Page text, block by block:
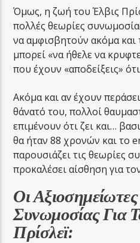
Όμως, η ζωή του Έλβις
πολλές θεωρίες
να αμφισβητούν ακόμα και
μπορεί «να ήθελε να
που έχουν «αποδείξεις»
Ακόμα και αv έχουν
θάνατό του, πολλοί
επιμένουν ότι ζει και…
θα ήταν 88 χρονών και το
παρουσιάζει τις θεωρίες
προκαλέσει αίσθηση για
Οι
Συνωμοσίας Για
Πρίσλεϊ: